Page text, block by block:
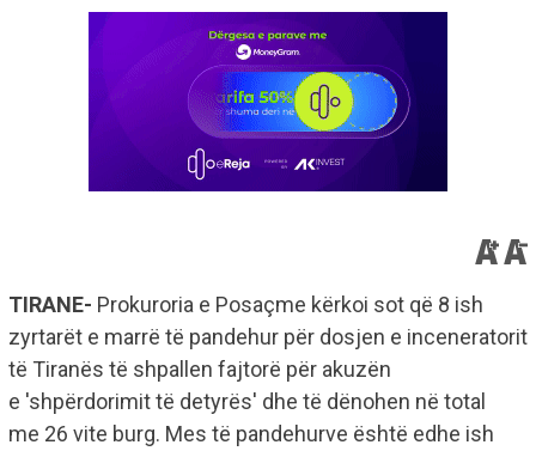
TIRANE- Prokuroria e Posaçme kërkoi sot që 8 ish
zyrtarët e marrë të pandehur për dosjen e inceneratorit
të Tiranës të shpallen fajtorë për akuzën
e 'shpërdorimit të detyrës' dhe të dënohen në total
me 26 vite burg. Mes të pandehurve është edhe ish